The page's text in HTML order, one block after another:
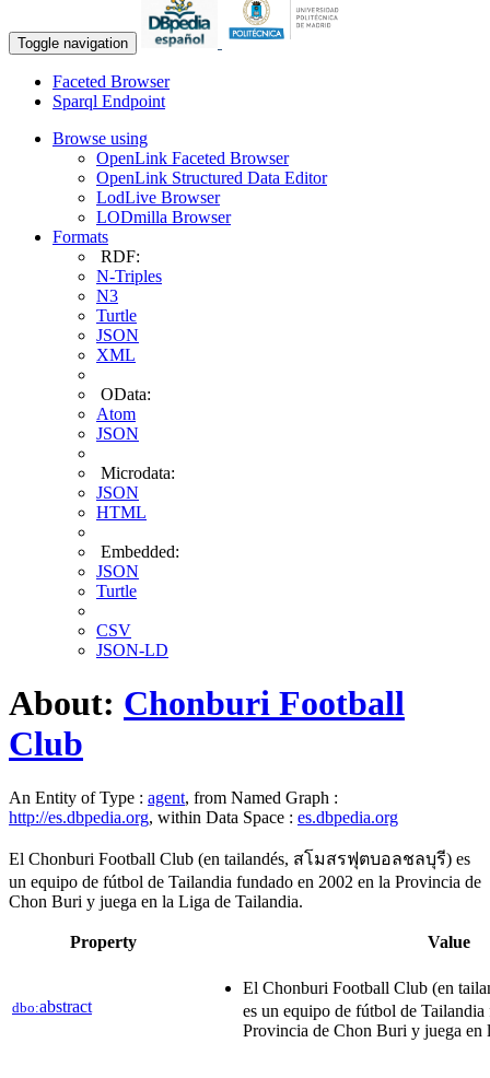
Toggle navigation
Faceted Browser
Sparql Endpoint
Browse using
OpenLink Faceted Browser
OpenLink Structured Data Editor
LodLive Browser
LODmilla Browser
Formats
RDF:
N-Triples
N3
Turtle
JSON
XML
OData:
Atom
JSON
Microdata:
JSON
HTML
Embedded:
JSON
Turtle
CSV
JSON-LD
About: Chonburi Football
Club
An Entity of Type : agent, from Named Graph :
http://es.dbpedia.org, within Data Space : es.dbpedia.org
El Chonburi Football Club (en tailandés, สโมสรฟุตบอลชลบุรี) es
un equipo de fútbol de Tailandia fundado en 2002 en la Provincia de
Chon Buri y juega en la Liga de Tailandia.
Property Value
dbo:abstract
El Chonburi Football Club (en
es un equipo de fútbol de
Provincia de Chon Buri y juega en